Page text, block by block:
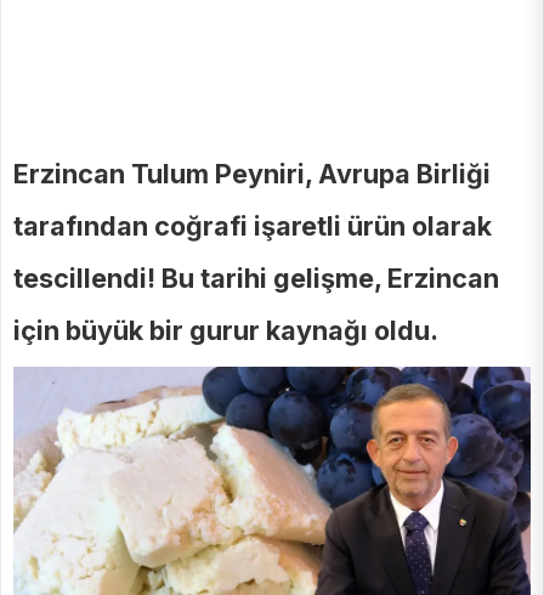
Erzincan Tulum Peyniri, Avrupa Birliği
tarafından coğrafi işaretli ürün olarak
tescillendi! Bu tarihi gelişme, Erzincan
için büyük bir gurur kaynağı oldu.